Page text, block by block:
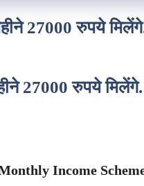
27000 रुपये
27000 रुपये मिलेंगे.
Income